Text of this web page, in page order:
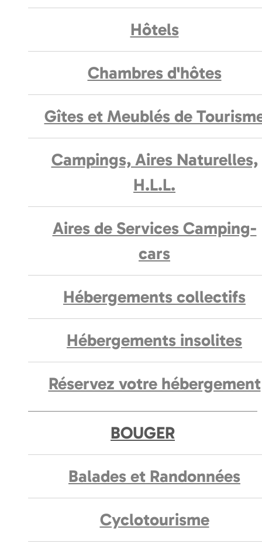
Hôtels
Chambres d'hôtes
Gîtes et Meublés de
Campings, Aires Naturelles,
H.L.L.
Aires de Services Camping-
cars
Hébergements collectifs
Hébergements insolites
Réservez votre hébergement
BOUGER
Balades et Randonnées
Cyclotourisme